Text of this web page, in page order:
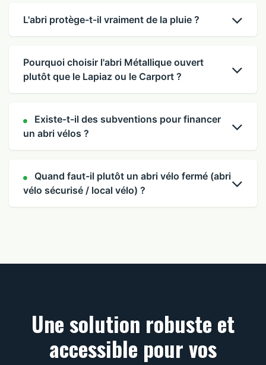
L'abri protège-t-il vraiment de la pluie ?
Pourquoi choisir l'abri Métallique ouvert
plutôt que le Lapiaz ou le Carport ?
un abri vélos ?
vélo sécurisé / local vélo) ?
Une solution robuste et
accessible pour vos